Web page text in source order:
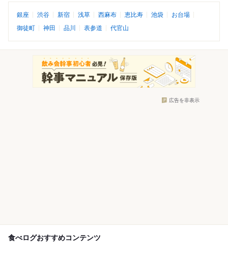
銀座 渋谷 新宿 浅草 西麻布 恵比寿 池袋
お台場
御徒町
神田 品川 表参道 代官山
広告を非表示
食べログおすすめコンテンツ